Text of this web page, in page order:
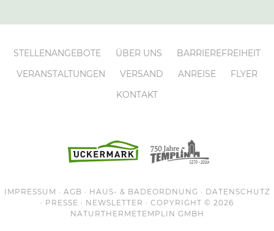
STELLENANGEBOTE ÜBER UNS
BARRIEREFREIHEIT
VERANSTALTUNGEN
VERSAND ANREISE
FLYER
KONTAKT
IMPRESSUM · AGB · HAUS- & BADEORDNUNG · DATENSCHUTZ
· PRESSE · NEWSLETTER · COPYRIGHT © 2026
NATURTHERMETEMPLIN GMBH